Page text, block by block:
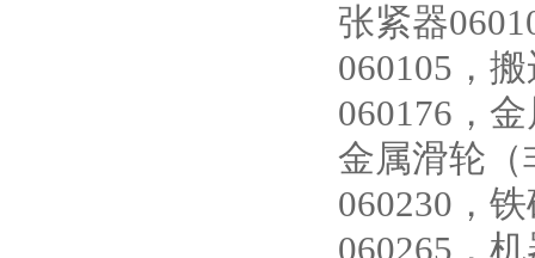
张紧器
060105，
060176，
金属滑轮（
060230，
060265，